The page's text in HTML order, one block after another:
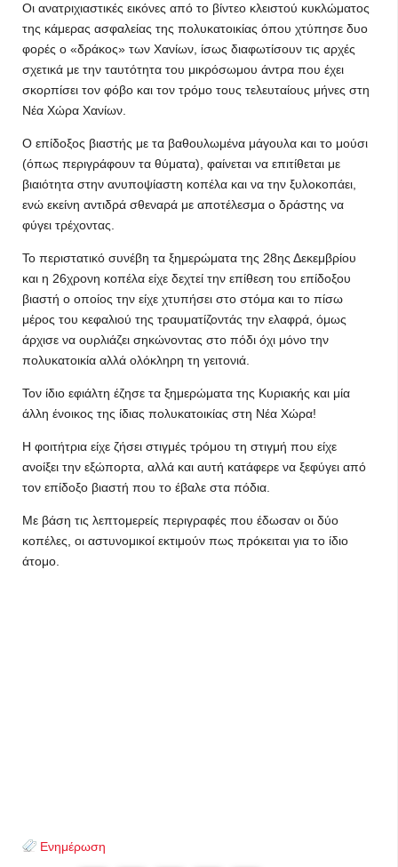
Οι ανατριχιαστικές εικόνες από το βίντεο κλειστού κυκλώματος
της κάμερας ασφαλείας της πολυκατοικίας όπου χτύπησε δυο
φορές ο «δράκος» των Χανίων, ίσως διαφωτίσουν τις αρχές
σχετικά με την ταυτότητα του μικρόσωμου άντρα που έχει
σκορπίσει τον φόβο και τον τρόμο τους τελευταίους μήνες στη
Νέα Χώρα Χανίων.
Ο επίδοξος βιαστής με τα βαθουλωμένα μάγουλα και το μούσι
(όπως περιγράφουν τα θύματα), φαίνεται να επιτίθεται με
βιαιότητα στην ανυποψίαστη κοπέλα και να την ξυλοκοπάει,
ενώ εκείνη αντιδρά σθεναρά με αποτέλεσμα ο δράστης να
φύγει τρέχοντας.
Το περιστατικό συνέβη τα ξημερώματα της 28ης Δεκεμβρίου
και η 26χρονη κοπέλα είχε δεχτεί την επίθεση του επίδοξου
βιαστή ο οποίος την είχε χτυπήσει στο στόμα και το πίσω
μέρος του κεφαλιού της τραυματίζοντάς την ελαφρά, όμως
άρχισε να ουρλιάζει σηκώνοντας στο πόδι όχι μόνο την
πολυκατοικία αλλά ολόκληρη τη γειτονιά.
Τον ίδιο εφιάλτη έζησε τα ξημερώματα της Κυριακής και μία
άλλη ένοικος της ίδιας πολυκατοικίας στη Νέα Χώρα!
Η φοιτήτρια είχε ζήσει στιγμές τρόμου τη στιγμή που είχε
ανοίξει την εξώπορτα, αλλά και αυτή κατάφερε να ξεφύγει από
τον επίδοξο βιαστή που το έβαλε στα πόδια.
Με βάση τις λεπτομερείς περιγραφές που έδωσαν οι δύο
κοπέλες, οι αστυνομικοί εκτιμούν πως πρόκειται για το ίδιο
άτομο.
Ενημέρωση